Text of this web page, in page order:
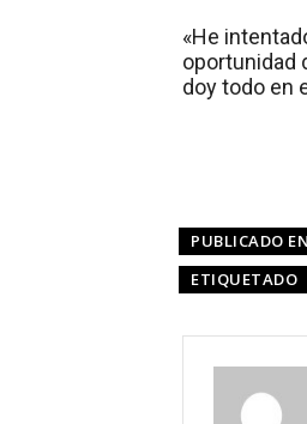
«He
oportunidad
doy todo en
PUBLICADO EN
ETIQUETADO